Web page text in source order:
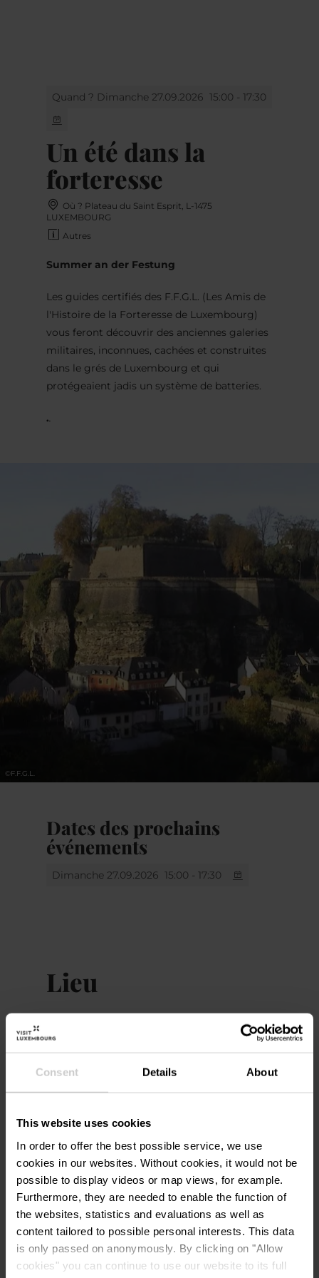
Consent Details About
This website uses cookies
In order to offer the best possible service, we use
cookies in our websites. Without cookies, it would not be
possible to display videos or map views, for example.
Furthermore, they are needed to enable the function of
the websites, statistics and evaluations as well as
content tailored to possible personal interests. This data
is only passed on anonymously. By clicking on "Allow
cookies" you can continue to use our website to its full
Quand ? Dimanche 27.09.2026 15:00 - 17:30
Un été dans la
forteresse
Où ? Plateau du Saint Esprit, L-1475
LUXEMBOURG
Autres
Summer an der Festung
Les guides certifiés des F.F.G.L. (Les Amis de
l'Histoire de la Forteresse de Luxembourg)
vous feront découvrir des anciennes galeries
militaires, inconnues, cachées et construites
dans le grés de Luxembourg et qui
protégeaient jadis un système de batteries.
..
©F.F.G.L.
Dates des prochains
événements
Dimanche 27.09.2026 15:00 - 17:30
Lieu
L-1475 LUXEMBOURG
Planifier l’itinéraire